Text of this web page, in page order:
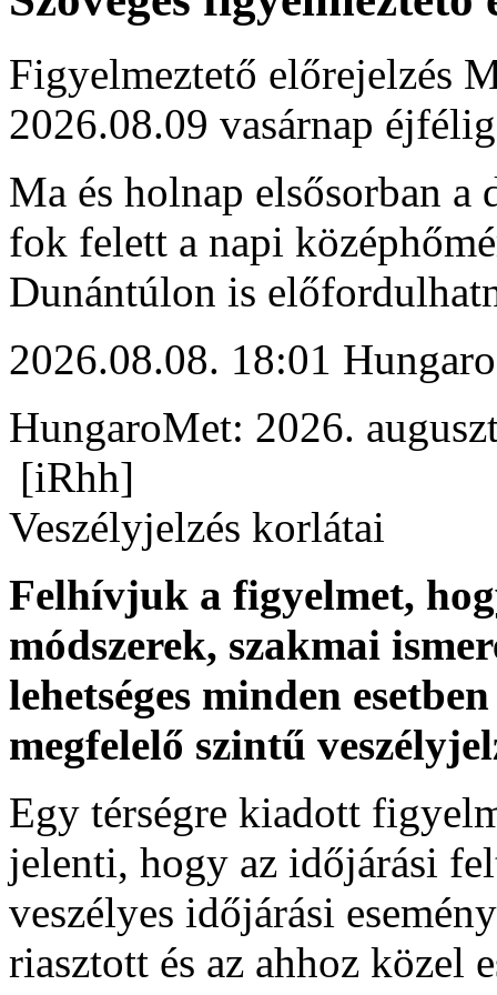
Figyelmeztető előrejelzés
2026.08.09 vasárnap éjfélig
Ma és holnap elsősorban
fok felett a napi
Dunántúlon is
2026.08.08. 18:01
HungaroMet: 2026.
[iRhh]
Veszélyjelzés korlátai
Felhívjuk a figyelmet,
módszerek, szakmai
lehetséges minden
megfelelő szintű
Egy térségre kiadott
jelenti, hogy az időjárási
veszélyes időjárási
riasztott és az ahhoz közel